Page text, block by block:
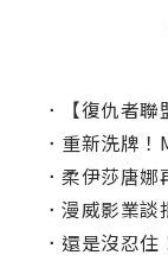
．
【復仇者
． 重新洗牌！
． 柔伊莎唐娜
． 漫威影業談
． 還是沒忍住